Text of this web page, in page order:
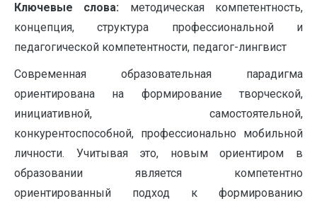
Ключевые слова: методическая компетентность,
концепция, структура профессиональной и
педагогической компетентности, педагог-лингвист
Современная образовательная парадигма
ориентирована на формирование творческой,
инициативной, самостоятельной,
конкурентоспособной, профессионально мобильной
личности. Учитывая это, новым ориентиром в
образовании является компетентно
ориентированный подход к формированию